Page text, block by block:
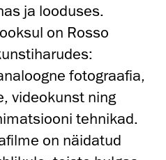
ja looduses.
on Rosso
fotograafia,
videokunst ning
tehnikad.
on näidatud